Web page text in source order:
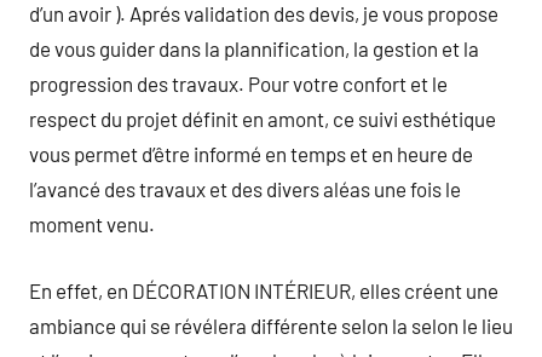
d’un avoir ). Aprés validation des devis, je vous propose
de vous guider dans la plannification, la gestion et la
progression des travaux. Pour votre confort et le
respect du projet définit en amont, ce suivi esthétique
vous permet d’être informé en temps et en heure de
l’avancé des travaux et des divers aléas une fois le
moment venu.
En effet, en DÉCORATION INTÉRIEUR, elles créent une
ambiance qui se révélera différente selon la selon le lieu